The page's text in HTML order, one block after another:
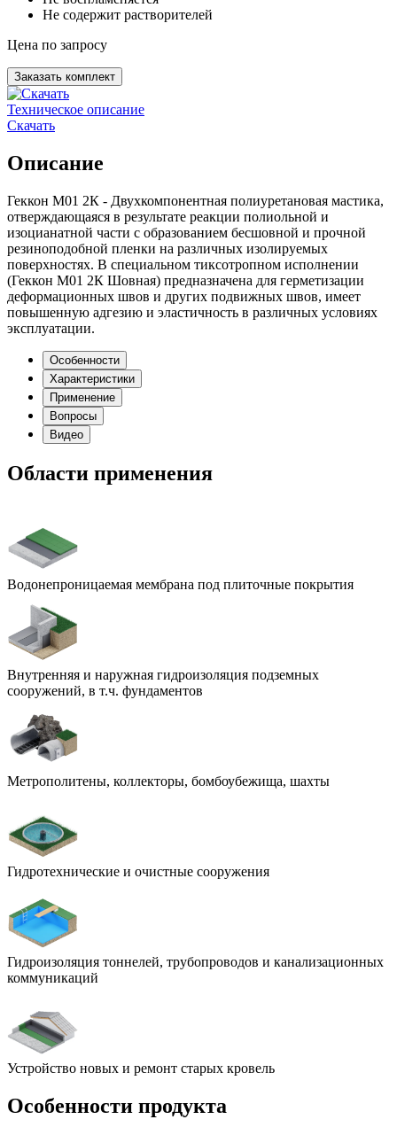
Не содержит растворителей
Цена по запросу
Заказать комплект
Техническое описание
Скачать
Описание
Геккон М01 2К - Двухкомпонентная полиуретановая мастика,
отверждающаяся в результате реакции полиольной и
изоцианатной части с образованием бесшовной и прочной
резиноподобной пленки на различных изолируемых
поверхностях. В специальном тиксотропном исполнении
(Геккон М01 2К Шовная) предназначена для герметизации
деформационных швов и других подвижных швов, имеет
повышенную адгезию и эластичность в различных условиях
эксплуатации.
Особенности
Характеристики
Применение
Вопросы
Видео
Области применения
Водонепроницаемая мембрана под плиточные покрытия
Внутренняя и наружная гидроизоляция подземных
сооружений, в т.ч. фундаментов
Метрополитены, коллекторы, бомбоубежища, шахты
Гидротехнические и очистные сооружения
Гидроизоляция тоннелей, трубопроводов и канализационных
коммуникаций
Устройство новых и ремонт старых кровель
Особенности продукта